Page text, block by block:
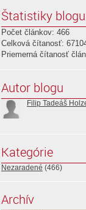
Štatistiky blogu
Počet článkov: 466
Celková čítanosť:
Priemerná čítanosť
Autor blogu
Filip Tadeáš
Kategórie
Nezaradené (466)
Archív